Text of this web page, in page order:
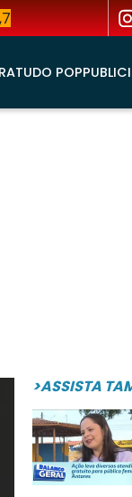
TUDO POP
>ASSISTA